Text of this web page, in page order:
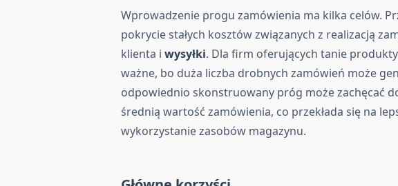
Wprowadzenie progu zamówienia ma kilka celów.
pokrycie stałych kosztów związanych z realizacją
klienta iwysyłki. Dla firm oferujących tanie
ważne, bo duża liczba drobnych zamówień może
odpowiednio skonstruowany próg może zachęcać
średnią wartość zamówienia, co przekłada się na
wykorzystanie zasobów magazynu.